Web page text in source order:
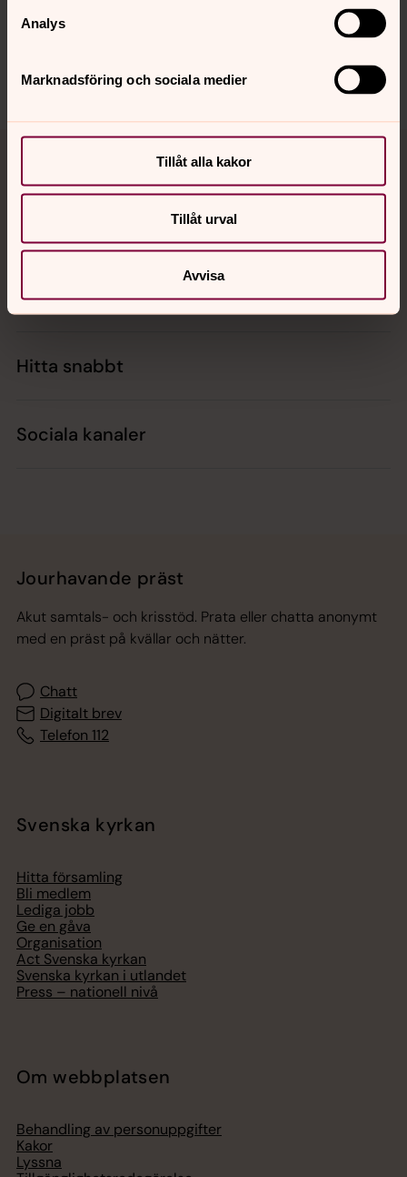
Analys
Marknadsföring och sociala medier
Tillåt alla kakor
Tillåt urval
Avvisa
orgryte.pastorat@svenskakyrkan.se
Tillbaka till toppen
Tillbaka till innehållet
Kalender
Hitta snabbt
Sociala kanaler
Jourhavande präst
Akut samtals- och krisstöd. Prata eller chatta anonymt
med en präst på kvällar och nätter.
Chatt
Digitalt brev
Telefon 112
Svenska kyrkan
Hitta församling
Bli medlem
Lediga jobb
Ge en gåva
Organisation
Act Svenska kyrkan
Svenska kyrkan i utlandet
Press – nationell nivå
Om webbplatsen
Behandling av personuppgifter
Kakor
Lyssna